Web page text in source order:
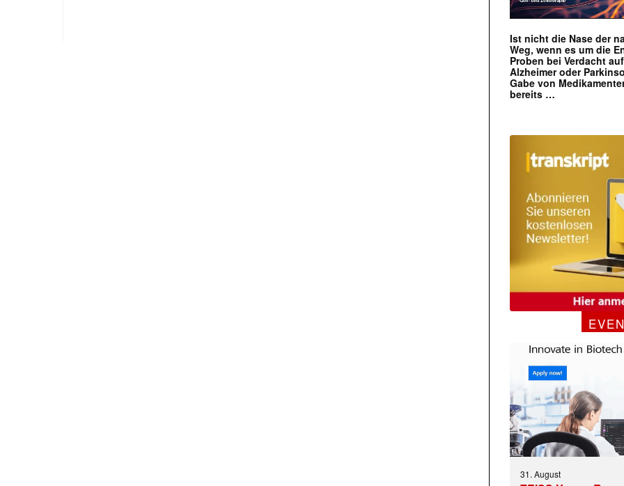
Ist nicht die Nase der
Weg, wenn es um die
Proben bei Verdacht
Alzheimer oder
Gabe von
bereits …
31. August